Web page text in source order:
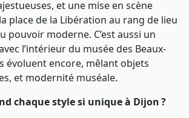
et une mise en scène
place de la Libération au rang de lieu
pouvoir moderne. C’est aussi un
l’intérieur du musée des Beaux-
évoluent encore, mêlant objets
et modernité muséale.
chaque style si unique à Dijon ?